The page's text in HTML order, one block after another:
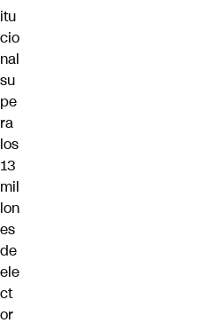
itu
cio
nal
su
pe
ra
los
13
mil
lon
es
de
ele
ct
or